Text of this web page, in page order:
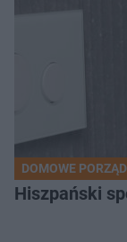
DOMOWE
Hiszpański